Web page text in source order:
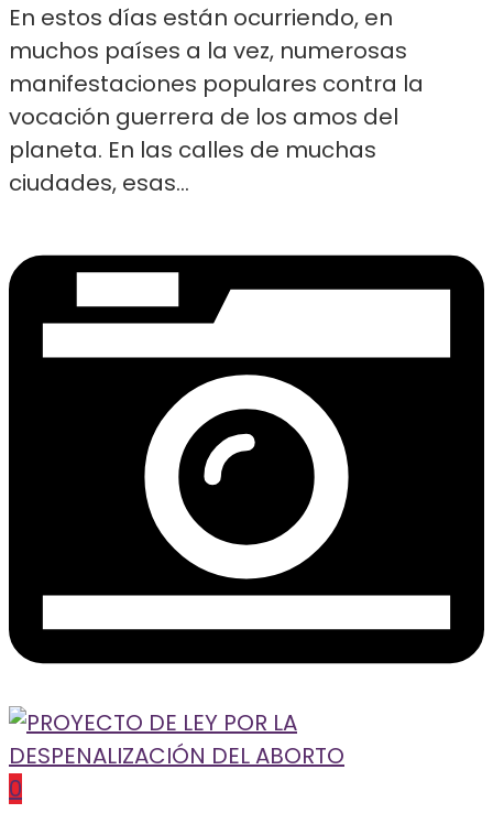
En estos días están ocurriendo, en
muchos países a la vez, numerosas
manifestaciones populares contra la
vocación guerrera de los amos del
planeta. En las calles de muchas
ciudades, esas...
0